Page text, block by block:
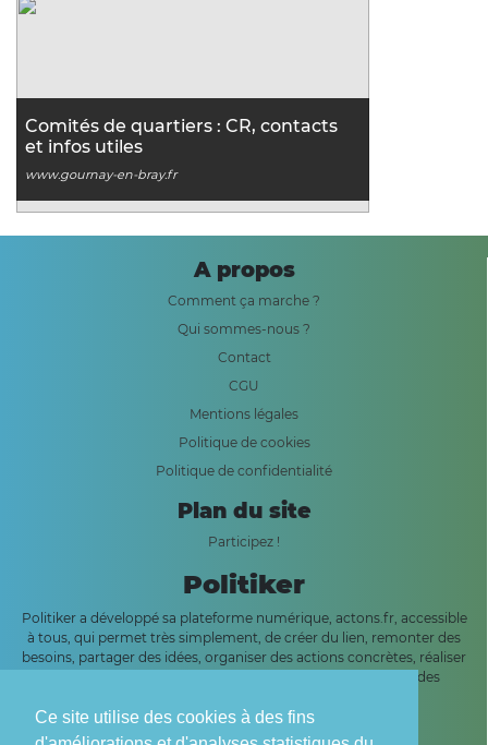
Ce site utilise des cookies à des fins
Comités de quartiers : CR, contacts
et infos utiles
www.gournay-en-bray.fr
A propos
Comment ça marche ?
Qui sommes-nous ?
Contact
CGU
Mentions légales
Politique de cookies
Politique de confidentialité
Plan du site
Participez !
Politiker
Politiker a développé sa plateforme numérique, actons.fr, accessible
à tous, qui permet très simplement, de créer du lien, remonter des
besoins, partager des idées, organiser des actions concrètes, réaliser
des sondages, partager des informations et géolocaliser des
Une organisation de l'Economie Sociale et Solidaire